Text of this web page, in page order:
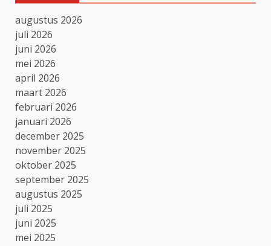
augustus 2026
juli 2026
juni 2026
mei 2026
april 2026
maart 2026
februari 2026
januari 2026
december 2025
november 2025
oktober 2025
september 2025
augustus 2025
juli 2025
juni 2025
mei 2025